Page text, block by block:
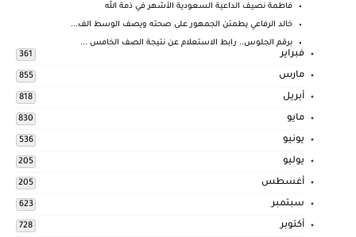
فاطمة نصيف الداعية السعودية الأشهر في ذمة الله
خالد الرفاعي يطمئن الجمهور على صحته ويصف الوسط الف...
برقم الجلوس.. رابط الاستعلام عن نتيجة الصف الخامس ...
فبراير 361
مارس 855
أبريل 818
مايو 830
يونيو 536
يوليو 205
أغسطس 205
سبتمبر 623
أكتوبر 728